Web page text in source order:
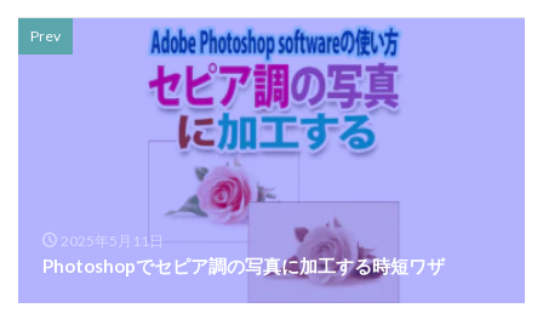
Prev
2025年5月11日
Photoshopでセピア調の写真に加工する時短ワザ